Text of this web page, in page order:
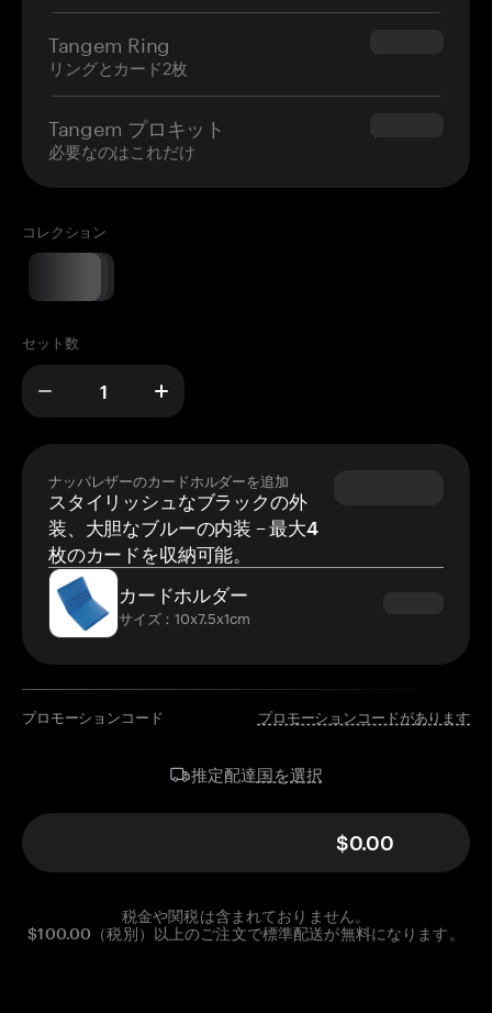
Tangem Ring
リングとカード2枚
$160.00
Tangem プロキット
必要なのはこれだけ
$180.00
コレクション
セット数
ナッパレザーのカードホルダーを追加
スタイリッシュなブラックの外
装、大胆なブルーの内装 – 最大4
枚のカードを収納可能。
カードホルダー
サイズ：10x7.5x1cm
プロモーションコード プロモーションコードがあります
推定配達国を選択
$0.00
税金や関税は含まれておりません。
$100.00（税別）以上のご注文で標準配送が無料になります。